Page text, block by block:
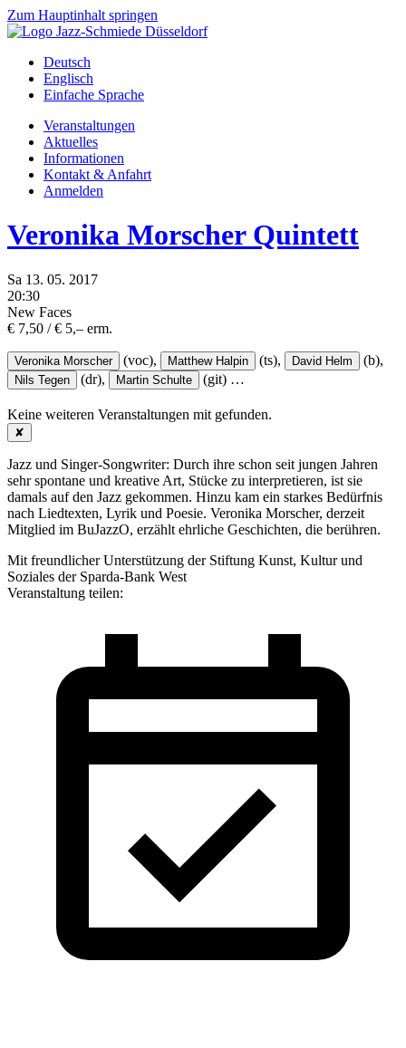
Zum Hauptinhalt springen
Deutsch
Englisch
Einfache Sprache
Veranstaltungen
Aktuelles
Informationen
Kontakt & Anfahrt
Anmelden
Veronika Morscher Quintett
Sa 13. 05. 2017
20:30
New Faces
€ 7,50 / € 5,– erm.
Veronika Morscher (voc), Matthew Halpin (ts), David Helm (b),
Nils Tegen (dr), Martin Schulte (git) …
Keine weiteren Veranstaltungen mit gefunden.
✘
Jazz und Singer-Songwriter: Durch ihre schon seit jungen Jahren
sehr spontane und kreative Art, Stücke zu interpretieren, ist sie
damals auf den Jazz gekommen. Hinzu kam ein starkes Bedürfnis
nach Liedtexten, Lyrik und Poesie. Veronika Morscher, derzeit
Mitglied im BuJazzO, erzählt ehrliche Geschichten, die berühren.
Mit freundlicher Unterstützung der Stiftung Kunst, Kultur und
Soziales der Sparda-Bank West
Veranstaltung teilen: